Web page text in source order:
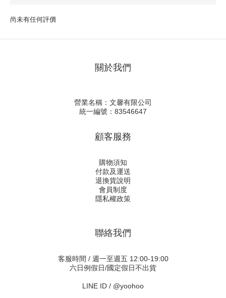
尚未有任何評價
關於我們
營業名稱：文馨有限公司
統一編號：83546647
顧客服務
購物須知
付款及運送
退換貨說明
會員制度
隱私權政策
聯絡我們
客服時間 / 週一至週五 12:00-19:00
六日例假日/國定假日不出貨
LINE ID / @yoohoo